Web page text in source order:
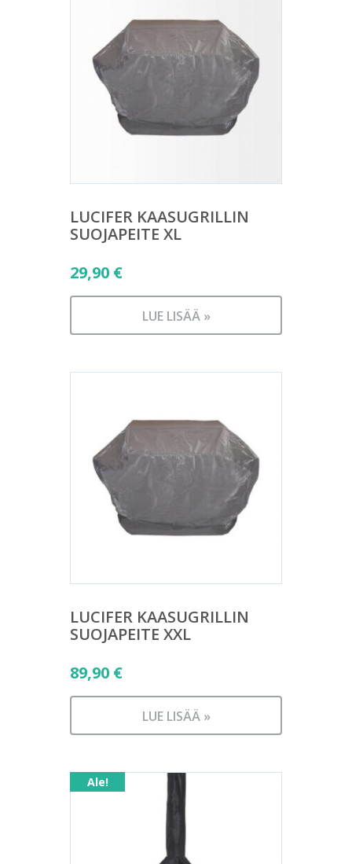
LUCIFER KAASUGRILLIN
SUOJAPEITE XL
29,90 €
LUE LISÄÄ »
LUCIFER KAASUGRILLIN
SUOJAPEITE XXL
89,90 €
LUE LISÄÄ »
Ale!